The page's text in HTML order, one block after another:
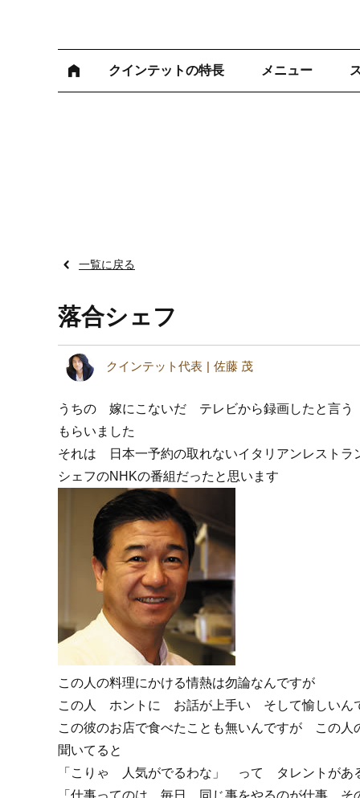
クインテットの特長 メニュー
一覧に戻る
落合シェフ
クインテット代表 佐藤 茂
うちの 嫁にこないだ テレビから録画したと言
もらいました
それは 日本一予約の取れないイタリアンレスト
シェフのNHKの番組だったと思います
この人の料理にかける情熱は勿論なんですが
この人 ホントに お話が上手い そして愉しいん
この彼のお店で食べたことも無いんですが この人
聞いてると
「こりゃ 人気がでるわな」 って タレントがあ
「仕事ってのは 毎日 同じ事をやるのが仕事 そ